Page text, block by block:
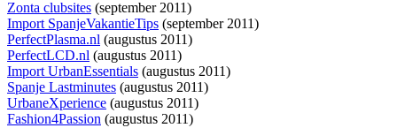
Zonta clubsites (september 2011)
Import SpanjeVakantieTips (september 2011)
PerfectPlasma.nl (augustus 2011)
PerfectLCD.nl (augustus 2011)
Import UrbanEssentials (augustus 2011)
Spanje Lastminutes (augustus 2011)
UrbaneXperience (augustus 2011)
Fashion4Passion (augustus 2011)